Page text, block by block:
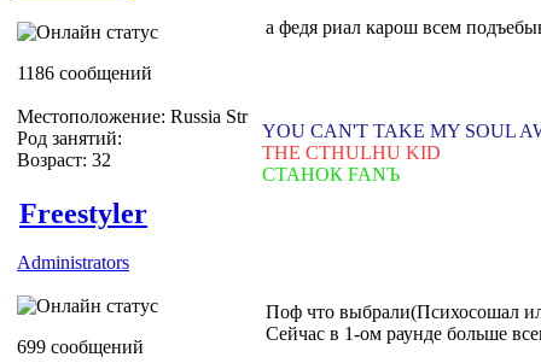
1186 сообщений
Местоположение: Russia Str
Род занятий:
Возраст: 32
а федя риал карош всем
YOU CAN'T TAKE MY SOUL
THE CTHULHU KID
СТАНОК FANЪ
Freestyler
Administrators
699 сообщений
Поф что выбрали(Психосошал
Сейчас в 1-ом раунде больше